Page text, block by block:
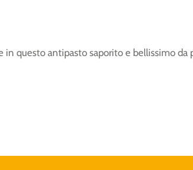
questo antipasto saporito e bellissimo da